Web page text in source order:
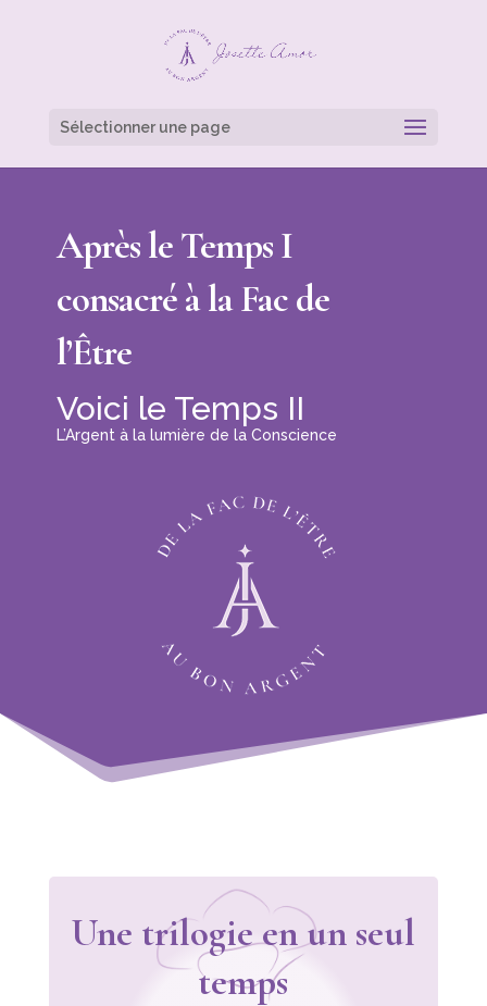
Sélectionner une page
Après le Temps I
consacré à la Fac de
l’Être
Voici le Temps II
L’Argent à la lumière de la Conscience
Une trilogie en un seul
temps